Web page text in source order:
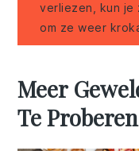
verliezen, kun je
om ze weer
Meer
Te